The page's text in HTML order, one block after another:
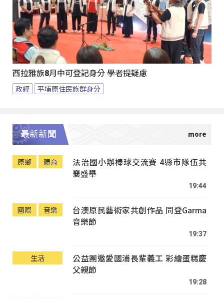
西拉雅族8月中可登記身分 學者提疑慮
政經 平埔原住民族群身分
最新新聞
原鄉 體育
法治國小辦棒球交流賽 4縣市隊伍共
襄盛舉
19:44
國際 音樂
台澳原民藝術家共創作品 同登Garma
音樂節
19:37
生活
公益團邀愛國浦長輩義工 彩繪蛋糕慶
父親節
19:28